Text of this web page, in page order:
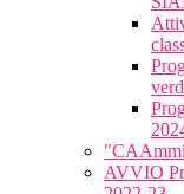
AVVIO